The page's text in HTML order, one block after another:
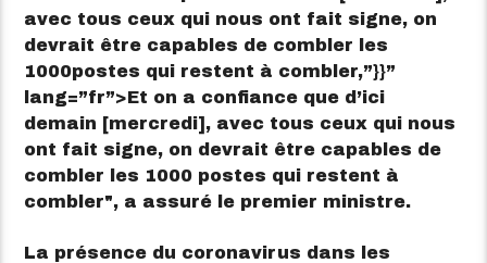
avec tous ceux qui nous ont fait signe, on
devrait être capables de combler les
1000postes qui restent à combler,”}}”
lang=”fr”>Et on a confiance que d’ici
demain [mercredi], avec tous ceux qui nous
ont fait signe, on devrait être capables de
combler les 1000 postes qui restent à
combler , a assuré le premier ministre.
La présence du coronavirus dans les